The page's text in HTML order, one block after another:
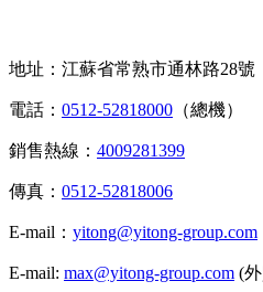
地址：江蘇省常熟市通林路28號
電話： 0512-52818000 （總機）
銷售熱線： 4009281399
傳真： 0512-52818006
E-mail： yitong@yitong-group.com
E-mail: max@yitong-group.com (外